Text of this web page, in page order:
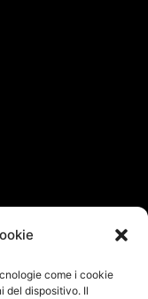
come i cookie
del dispositivo. Il